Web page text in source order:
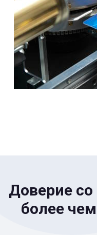
Доверие
более